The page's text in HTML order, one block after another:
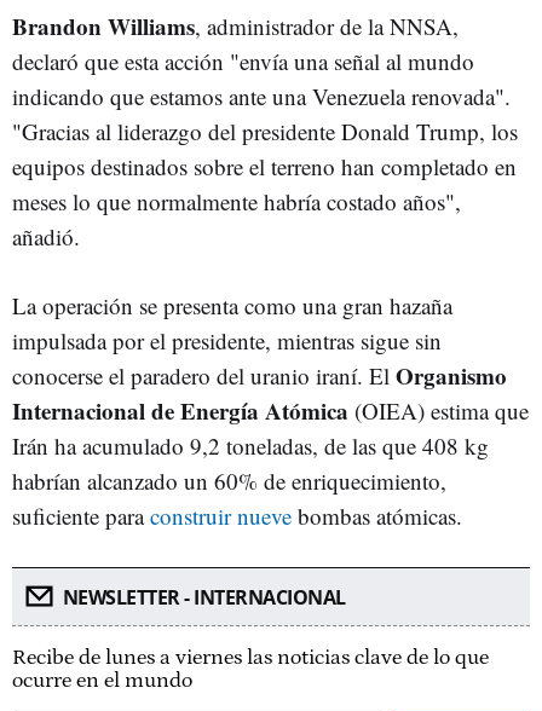
Brandon Williams, administrador de la NNSA,
declaró que esta acción "envía una señal al mundo
indicando que estamos ante una Venezuela renovada".
"Gracias al liderazgo del presidente Donald Trump, los
equipos destinados sobre el terreno han completado en
meses lo que normalmente habría costado años",
añadió.
La operación se presenta como una gran hazaña
impulsada por el presidente, mientras sigue sin
conocerse el paradero del uranio iraní. El Organismo
Internacional de Energía Atómica (OIEA) estima que
Irán ha acumulado 9,2 toneladas, de las que 408 kg
habrían alcanzado un 60% de enriquecimiento,
suficiente paraconstruir nueve bombas atómicas.
NEWSLETTER - INTERNACIONAL
Recibe de lunes a viernes las noticias clave de lo que
ocurre en el mundo